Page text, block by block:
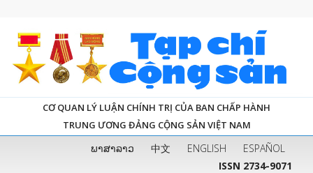
CƠ QUAN LÝ LUẬN CHÍNH TRỊ CỦA BAN CHẤP HÀNH
TRUNG ƯƠNG ĐẢNG CỘNG SẢN VIỆT NAM
ພາສາລາວ 中文 ENGLISH
ESPAÑOL
ISSN 2734-9071